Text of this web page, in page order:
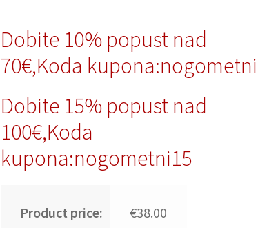
Dobite 10% popust nad
70€,Koda
Dobite 15% popust nad
100€,Koda
kupona:nogometni15
Product price: €38.00